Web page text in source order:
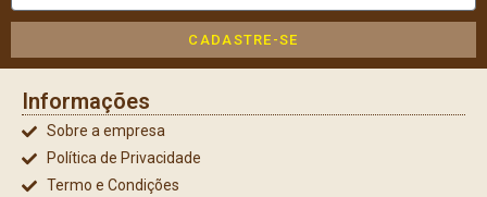
CADASTRE-SE
Informações
Sobre a empresa
Política de Privacidade
Termo e Condições